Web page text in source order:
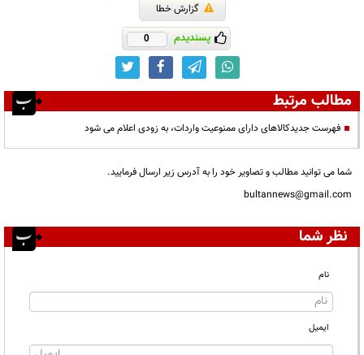
گزارش خطا
پسندیدم 0
مطالب مرتبط
فهرست جدیدکالاهای دارای ممنوعیت واردات، به زودی اعلام می شود
شما می توانید مطالب و تصاویر خود را به آدرس زیر ارسال فرمایید.
bultannews@gmail.com
نظر شما
نام
ایمیل